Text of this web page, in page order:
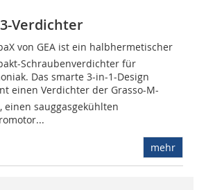
Verdichter
von GEA ist ein halbhermetischer
Schraubenverdichter für
Das smarte 3-in-1-Design
einen Verdichter der Grasso-M-
einen sauggasgekühlten
mehr